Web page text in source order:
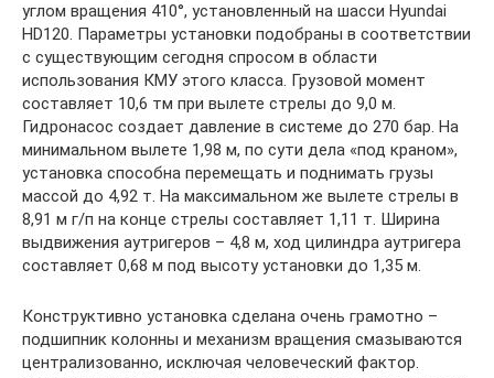
углом вращения 410°, установленный на шасси Hyundai
HD120. Параметры установки подобраны в соответствии
c существующим сегодня спросом в области
использования КМУ этого класса. Грузовой момент
составляет 10,6 тм при вылете стрелы до 9,0 м.
Гидронасос создает давление в системе до 270 бар. На
минимальном вылете 1,98 м, по сути дела «под краном»,
установка способна перемещать и поднимать грузы
массой до 4,92 т. На максимальном же вылете стрелы в
8,91 м г/п на конце стрелы составляет 1,11 т. Ширина
выдвижения аутригеров – 4,8 м, ход цилиндра аутригера
составляет 0,68 м под высоту установки до 1,35 м.
Конструктивно установка сделана очень грамотно –
подшипник колонны и механизм вращения смазываются
централизованно, исключая человеческий фактор.